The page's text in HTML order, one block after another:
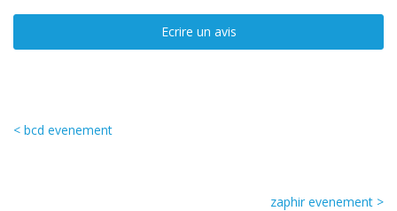
Ecrire un avis
< bcd evenement
zaphir evenement >